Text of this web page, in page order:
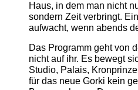
Haus, in dem man nicht
sondern Zeit verbringt.
aufwacht, wenn abends
Das Programm geht von
nicht auf ihr. Es bewegt
Studio, Palais,
für das neue Gorki kein